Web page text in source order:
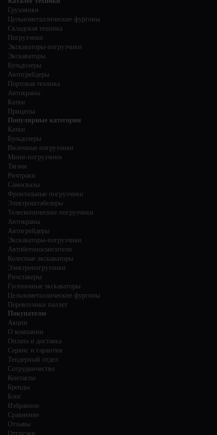
Грузовики
Цельнометаллические фургоны
Складская техника
Погрузчики
Экскаваторы-погрузчики
Экскаваторы
Бульдозеры
Автогрейдеры
Портовая техника
Автокраны
Катки
Прицепы
Популярные категории
Катки
Бульдозеры
Вилочные погрузчики
Мини-погрузчики
Тягачи
Ричтраки
Самосвалы
Фронтальные погрузчики
Электроштабелеры
Телескопические погрузчики
Автокраны
Автогрейдеры
Экскаваторы-погрузчики
Автобетоносмесители
Колесные экскаваторы
Электропогрузчики
Ричстакеры
Гусеничные экскаваторы
Цельнометаллические фургоны
Перевозчики паллет
Покупателю
Акции
О компании
Оплата и доставка
Сервис и гарантия
Тендерный отдел
Сотрудничество
Контакты
Бренды
Блог
Избранное
Сравнение
Отзывы
Отгрузки